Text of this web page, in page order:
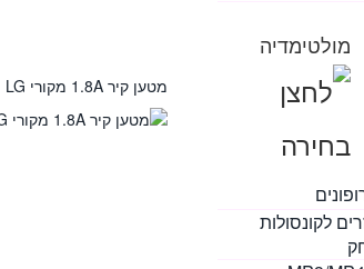
מטען קיר 1.8A מקורי LG
מולטימדיה
לקונסולות